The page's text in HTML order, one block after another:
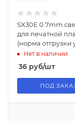
SX30E 0.7mm
для печатной
(норма отгрузки
шт.)Нет в наличии
36 руб/шт
ПОД